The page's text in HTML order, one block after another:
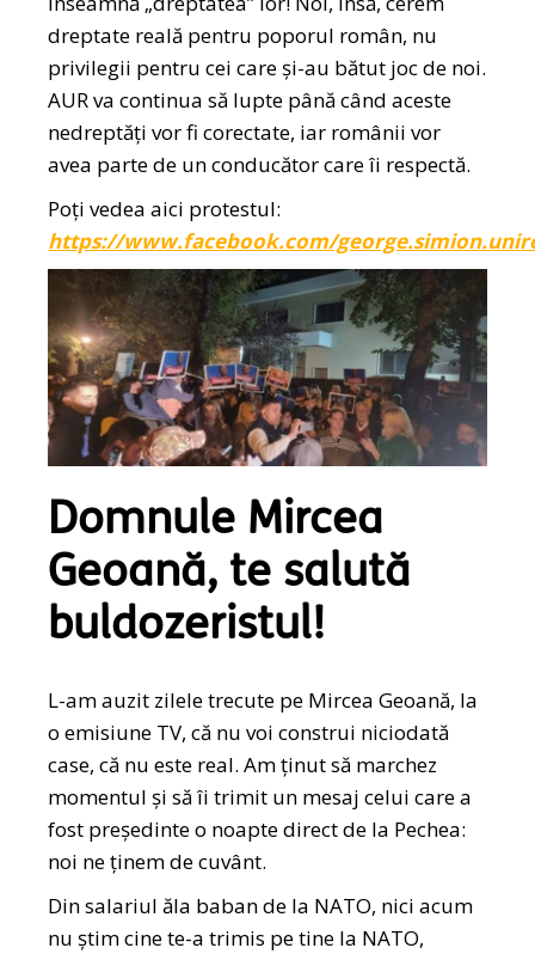
dreptate reală pentru poporul român, nu
privilegii pentru cei care și-au bătut joc de noi.
AUR va continua să lupte până când aceste
nedreptăți vor fi corectate, iar românii vor
avea parte de un conducător care îi respectă.
Poți vedea aici protestul:
https://www.facebook.com/
Domnule Mircea
Geoană, te salută
buldozeristul!
L-am auzit zilele trecute pe Mircea Geoană, la
o emisiune TV, că nu voi construi niciodată
case, că nu este real. Am ținut să marchez
momentul și să îi trimit un mesaj celui care a
fost președinte o noapte direct de la Pechea:
noi ne ținem de cuvânt.
Din salariul ăla baban de la NATO, nici acum
nu știm cine te-a trimis pe tine la NATO,